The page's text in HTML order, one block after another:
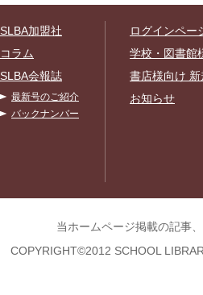
SLBA加盟社
コラム
SLBA会報誌
最新号のご紹介
バックナンバー
ログインペー
学校・図書館
書店様向け
お知らせ
当ホームページ掲載の記事
COPYRIGHT©2012 SCHOOL